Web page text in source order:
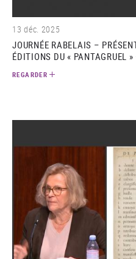
13 déc. 2025
JOURNÉE RABELAIS –
ÉDITIONS DU « PANTAGRUEL
REGARDER